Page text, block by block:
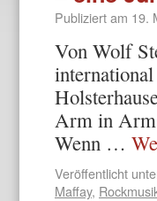
Publiziert am 19.
Von Wolf
Arm in Arm
Wenn …
Veröffentlicht
Maffay,